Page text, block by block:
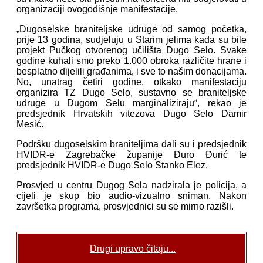
organizaciji ovogodišnje manifestacije.
„Dugoselske braniteljske udruge od samog početka,
prije 13 godina, sudjeluju u Starim jelima kada su bile
projekt Pučkog otvorenog učilišta Dugo Selo. Svake
godine kuhali smo preko 1.000 obroka različite hrane i
besplatno dijelili građanima, i sve to našim donacijama.
No, unatrag četiri godine, otkako manifestaciju
organizira TZ Dugo Selo, sustavno se braniteljske
udruge u Dugom Selu marginaliziraju“, rekao je
predsjednik Hrvatskih vitezova Dugo Selo Damir
Mesić.
Podršku dugoselskim braniteljima dali su i predsjednik
HVIDR-e Zagrebačke županije Đuro Đurić te
predsjednik HVIDR-e Dugo Selo Stanko Elez.
Prosvjed u centru Dugog Sela nadzirala je policija, a
cijeli je skup bio audio-vizualno sniman. Nakon
završetka programa, prosvjednici su se mirno razišli.
Drugi upravo čitaju...